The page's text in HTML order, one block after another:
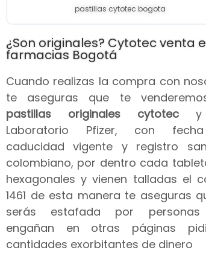
pastillas cytotec bogota
¿Son originales? Cytotec venta
farmacias Bogotá
Cuando realizas la compra con
te aseguras que te
pastillas originales cytotec y
Laboratorio Pfizer, con
caducidad vigente y registro
colombiano, por dentro cada
hexagonales y vienen talladas el
1461 de esta manera te aseguras
serás estafada por
engañan en otras páginas
cantidades exorbitantes de dinero